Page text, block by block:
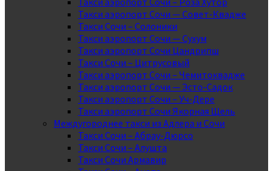
Такси аэропорт Сочи — Совет-Квадже
Такси Сочи – Солоники
Такси аэропорт Сочи — Сухум
Такси аэропорт Сочи Цандрипш
Такси Сочи – Цитрусовый
Такси аэропорт Сочи – Чемитоквадже
Такси аэропорт Сочи — Эсто-Садок
Такси аэропорт Сочи – Уч-Дере
Такси аэропорт Сочи Якорная Щель
Междугороднее такси из Адлера и Сочи
Такси Сочи – Абрау-Дюрсо
Такси Сочи – Алушта
Такси Сочи Армавир